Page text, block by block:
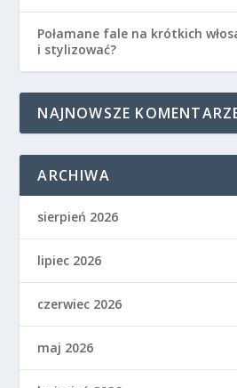
Połamane fale na krótkich
i stylizować?
NAJNOWSZE
ARCHIWA
sierpień 2026
lipiec 2026
czerwiec 2026
maj 2026